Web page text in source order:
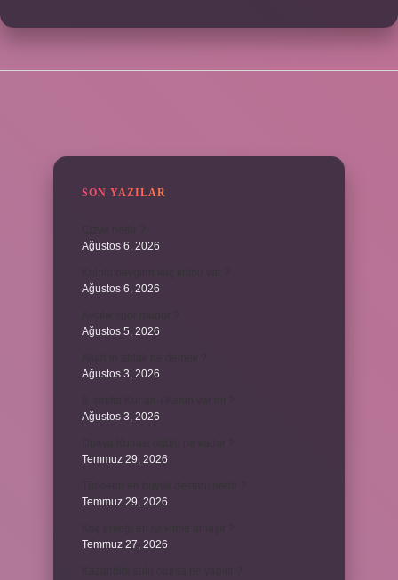
SON YAZILAR
Ağustos 6, 2026
Ağustos 6, 2026
Ağustos 5, 2026
Ağustos 3, 2026
Ağustos 3, 2026
Temmuz 29, 2026
Temmuz 29, 2026
Temmuz 27, 2026